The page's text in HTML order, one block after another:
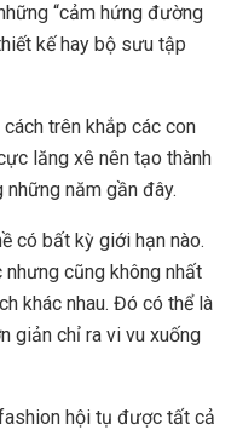
“cảm hứng đường
kế hay bộ sưu tập
trên khắp các con
lăng xê nên tạo thành
năm gần đây.
có bất kỳ giới hạn nào.
cũng không nhất
khác nhau. Đó có thể là
giản chỉ ra vi vu xuống
hội tụ được tất cả